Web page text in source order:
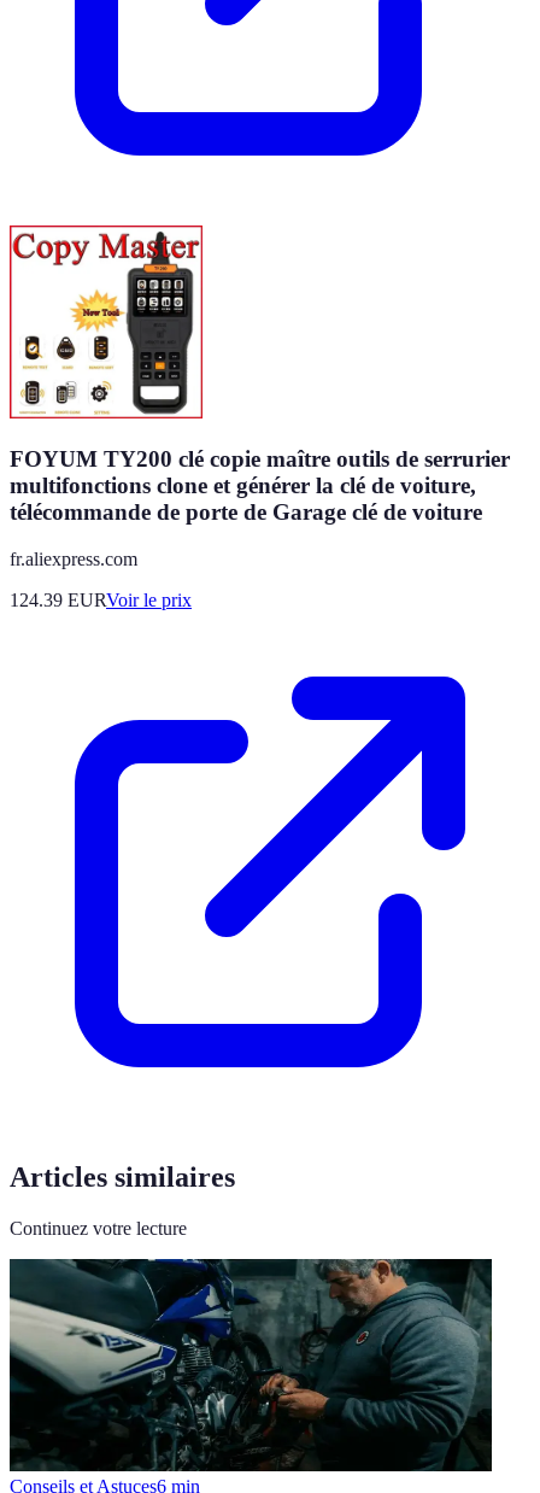
FOYUM TY200 clé copie maître outils de serrurier
multifonctions clone et générer la clé de voiture,
télécommande de porte de Garage clé de voiture
fr.aliexpress.com
124.39 EURVoir le prix
Articles similaires
Continuez votre lecture
Conseils et Astuces6 min